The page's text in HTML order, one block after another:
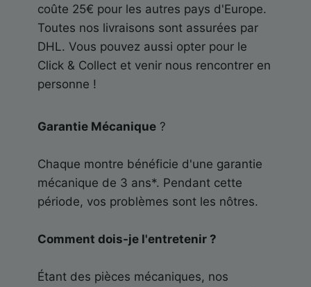
coûte 25€ pour les autres pays d'Europe.
Toutes nos livraisons sont assurées par
DHL. Vous pouvez aussi opter pour le
Click & Collect et venir nous rencontrer en
personne !
Garantie Mécanique ?
Chaque montre bénéficie d'une garantie
mécanique de 3 ans*. Pendant cette
période, vos problèmes sont les nôtres.
Comment dois-je l'entretenir ?
Étant des pièces mécaniques, nos